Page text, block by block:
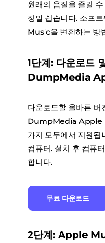
원래의 음질을 즐길
정말 쉽습니다. 소프
Music을 변환하는 방
1단계: 다운로드
DumpMedia
다운로드할 올바른 버
DumpMedia Apple
가지 모두에서 지원
컴퓨터. 설치 후 컴퓨
합니다.
무료 다운로드
2단계: Apple